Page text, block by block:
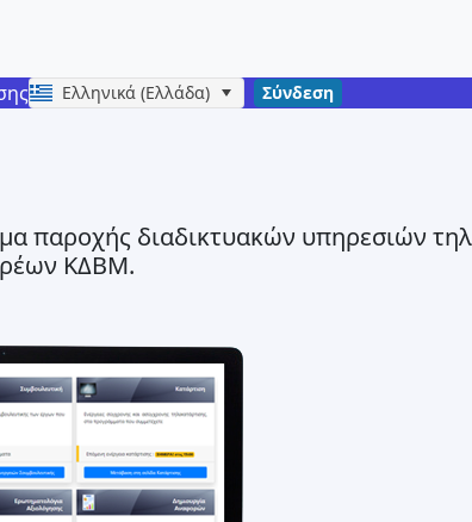
Ελληνικά (Ελλάδα) Σύνδεση
παροχής διαδικτυακών υπηρεσιών
ΚΔΒΜ.